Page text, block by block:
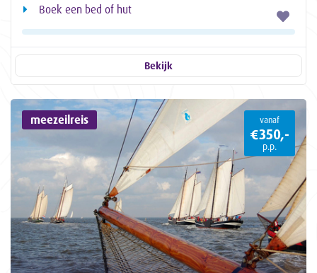
Boek een bed of hut
Bekijk
meezeilreis vanaf
€350,-
p.p.